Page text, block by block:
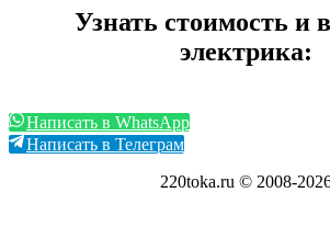
Узнать стоимость и
электрика:
Написать в WhatsApp
Написать в Телеграм
220toka.ru © 2008-